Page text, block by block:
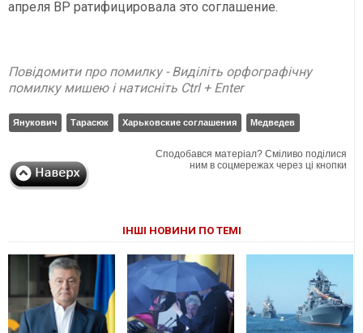
апреля ВР ратифицировала это соглашение.
Повідомити про помилку - Виділіть орфографічну
помилку мишею і натисніть Ctrl + Enter
Янукович Тарасюк Харьковские соглашения Медведев
Сподобався матеріал? Сміливо поділися
ним в соцмережах через ці кнопки
ІНШІ НОВИНИ ПО ТЕМІ